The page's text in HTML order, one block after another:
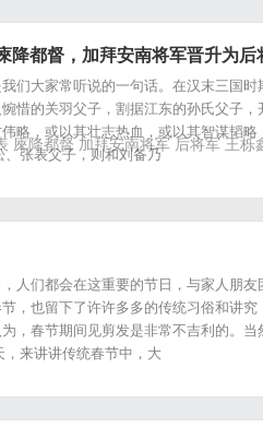
降都督，加拜安南将军晋升为后
们大家常听说的一句话。在汉末三国
惜的关羽父子，割据江东的孙氏父子，
略，或以其壮志热血，或以其智谋韬
张表父子，则和刘备乃
庲降都督 加拜安南将军 后将军 王栎
人们都会在这重要的节日，与家人朋友
，也留下了许许多多的传统习俗和讲
，春节期间见剪发是非常不吉利的。当
来讲讲传统春节中，大